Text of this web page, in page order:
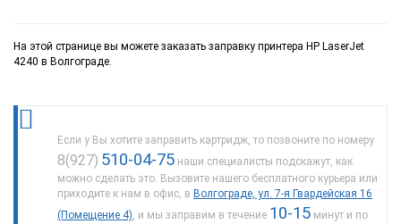
На этой странице вы можете заказать заправку принтера HP LaserJet
4240 в Волгограде.
Если у Вы хотите заправить картридж, то позвоните по номеру
8(927) 510-04-75 наши специалисты подскажут, как
можно сделать это. Вызовите нашего бесплатного курьера или
приходите к нам в офис, в Волгограде, ул. 7-я Гвардейская 16
(Помещение 4), и мы заправим в течение 10-15 минут и по